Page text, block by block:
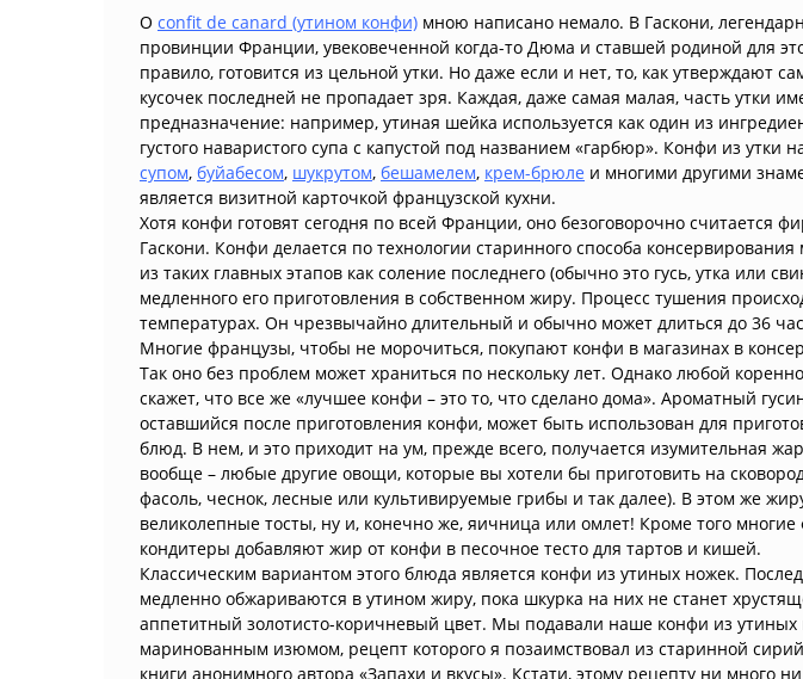
О confit de canard (утином конфи) мною написано немало. В Гаскони,
провинции Франции, увековеченной когда-то Дюма и ставшей родиной для
правило, готовится из цельной утки. Но даже если и нет, то, как утверждают
кусочек последней не пропадает зря. Каждая, даже самая малая, часть утки
предназначение: например, утиная шейка используется как один из
густого наваристого супа с капустой под названием «гарбюр». Конфи из утки
супом, буйабесом, шукрутом, бешамелем, крем-брюле и многими другими
является визитной карточкой французской кухни.
Хотя конфи готовят сегодня по всей Франции, оно безоговорочно считается
Гаскони. Конфи делается по технологии старинного способа консервирования
из таких главных этапов как соление последнего (обычно это гусь, утка или
медленного его приготовления в собственном жиру. Процесс тушения
температурах. Он чрезвычайно длительный и обычно может длиться до 36
Многие французы, чтобы не морочиться, покупают конфи в магазинах в
Так оно без проблем может храниться по нескольку лет. Однако любой
скажет, что все же «лучшее конфи – это то, что сделано дома». Ароматный
оставшийся после приготовления конфи, может быть использован для
блюд. В нем, и это приходит на ум, прежде всего, получается изумительная
вообще – любые другие овощи, которые вы хотели бы приготовить на
фасоль, чеснок, лесные или культивируемые грибы и так далее). В этом же
великолепные тосты, ну и, конечно же, яичница или омлет! Кроме того многие
кондитеры добавляют жир от конфи в песочное тесто для тартов и кишей.
Классическим вариантом этого блюда является конфи из утиных ножек.
медленно обжариваются в утином жиру, пока шкурка на них не станет
аппетитный золотисто-коричневый цвет. Мы подавали наше конфи из
маринованным изюмом, рецепт которого я позаимствовал из старинной
книги анонимного автора «Запахи и вкусы». Кстати, этому рецепту ни много